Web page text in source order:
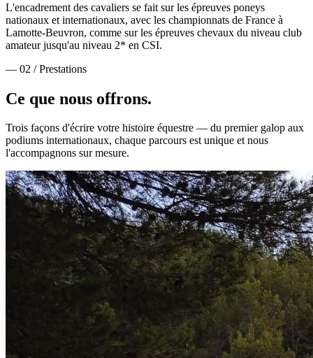
L'encadrement des cavaliers se fait sur les épreuves poneys
nationaux et internationaux, avec les championnats de France à
Lamotte-Beuvron, comme sur les épreuves chevaux du niveau club
amateur jusqu'au niveau 2* en CSI.
— 02 / Prestations
Ce que nous offrons.
Trois façons d'écrire votre histoire équestre — du premier galop aux
podiums internationaux, chaque parcours est unique et nous
l'accompagnons sur mesure.